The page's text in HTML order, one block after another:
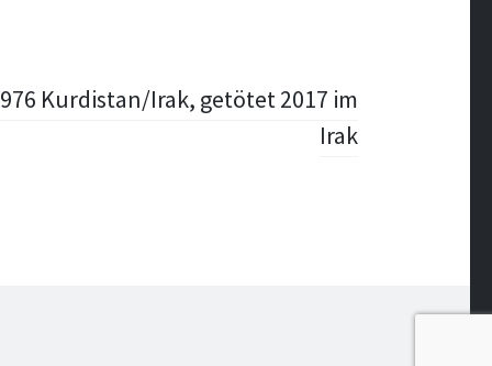
Kurdistan/Irak, getötet 2017 im
Irak